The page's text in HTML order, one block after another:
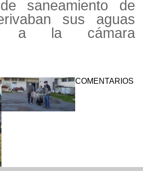
saneamiento de
sus aguas
a la cámara
COMENTARIOS